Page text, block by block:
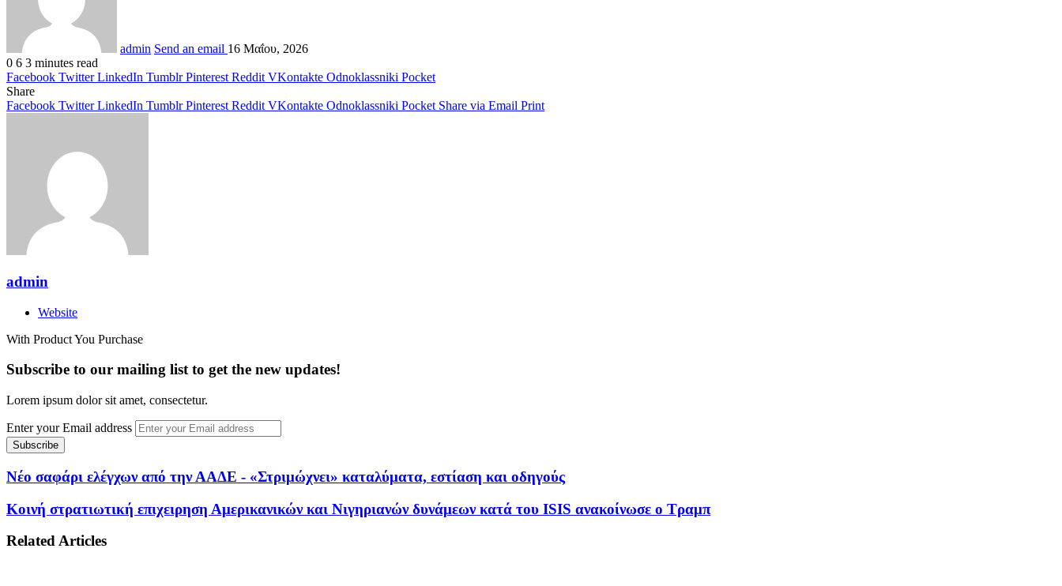
admin Send an email 16 Μαΐου, 2026
0 6 3 minutes read
Facebook Twitter LinkedIn Tumblr Pinterest Reddit VKontakte Odnoklassniki Pocket
Share
Facebook Twitter LinkedIn Tumblr Pinterest Reddit VKontakte Odnoklassniki Pocket Share via Email Print
admin
Website
With Product You Purchase
Subscribe to our mailing list to get the new updates!
Lorem ipsum dolor sit amet, consectetur.
Enter your Email address
Νέο σαφάρι ελέγχων από την ΑΑΔΕ - «Στριμώχνει» καταλύματα, εστίαση και οδηγούς
Κοινή στρατιωτική επιχειρηση Αμερικανικών και Νιγηριανών δυνάμεων κατά του ISIS ανακοίνωσε ο Τραμπ
Related Articles